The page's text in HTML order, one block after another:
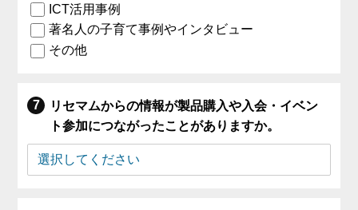
ICT活用事例
著名人の子育て事例やインタビュー
その他
リセマムからの情報が製品購入や入会・イベン
ト参加につながったことがありますか。